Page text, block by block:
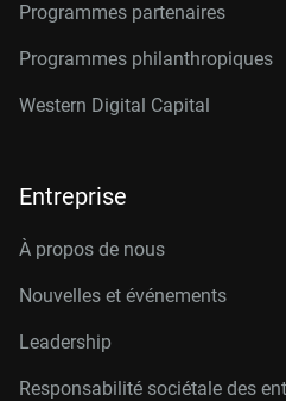
Programmes partenaires
Programmes philanthropiques
Western Digital Capital
Entreprise
À propos de nous
Nouvelles et événements
Leadership
Responsabilité sociétale des